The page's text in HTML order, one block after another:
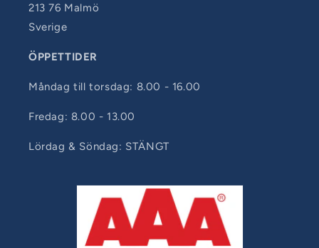
213 76 Malmö
Sverige
ÖPPETTIDER
Måndag till torsdag: 8.00 - 16.00
Fredag: 8.00 - 13.00
Lördag & Söndag: STÄNGT